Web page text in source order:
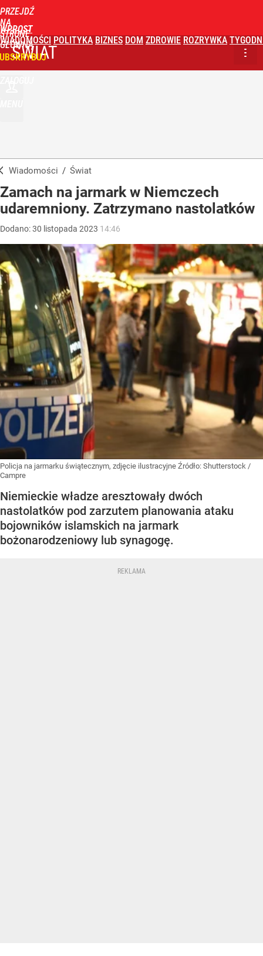
PRZEJDŹ
NA
STRONĘ
GŁÓWNĄ
WPROST
WIADOMOŚCI POLITYKA BIZNES DOM ZDROWIE ROZRYWKA
ŚWIAT
Wiadomości / Świat
Zamach na jarmark w Niemczech
udaremniony. Zatrzymano nastolatków
Dodano:30 listopada 2023 14:46
Policja na jarmarku świątecznym, zdjęcie ilustracyjne Źródło: Shutterstock /
Campre
Niemieckie władze aresztowały dwóch
nastolatków pod zarzutem planowania ataku
bojowników islamskich na jarmark
bożonarodzeniowy lub synagogę.